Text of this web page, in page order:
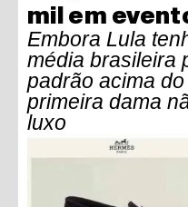
mil em
Embora Lula
média brasileira
padrão acima
primeira dama
luxo